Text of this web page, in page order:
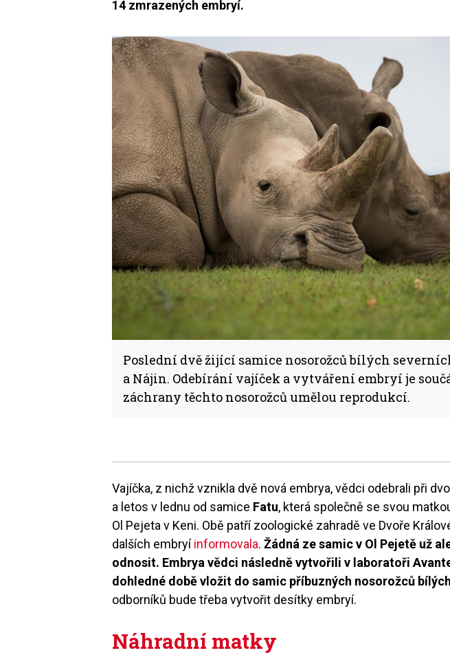
14 zmrazených embryí.
Poslední dvě žijící samice nosorožců bílých
a Nájin. Odebírání vajíček a vytváření embryí je
záchrany těchto nosorožců umělou reprodukcí.
Vajíčka, z nichž vznikla dvě nová embrya, vědci odebrali při
a letos v lednu od samice Fatu, která společně se svou
Ol Pejeta v Keni. Obě patří zoologické zahradě ve Dvoře
dalších embryíinformovala.Žádná ze samic v Ol Pejetě už
odnosit. Embrya vědci následně vytvořili v laboratoři
dohledné době vložit do samic příbuzných nosorožců
odborníků bude třeba vytvořit desítky embryí.
Náhradní matky